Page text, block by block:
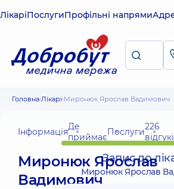
ЛікаріПослугиПрофільні напрями
Головна Лікарі Миронюк Ярослав Вадимович
ІнформаціяДе
приймаєПослуги226
Миронюк Ярослав
Вадимович
Запис до
Миронюк Ярослав